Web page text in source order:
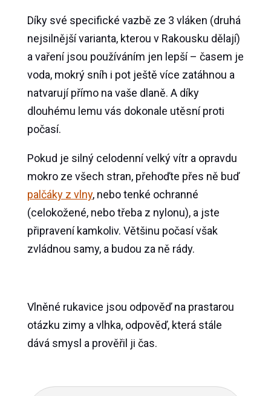
Díky své specifické vazbě ze 3 vláken (druhá
nejsilnější varianta, kterou v Rakousku dělají)
a vaření jsou používáním jen lepší – časem je
voda, mokrý sníh i pot ještě více zatáhnou a
natvarují přímo na vaše dlaně. A díky
dlouhému lemu vás dokonale utěsní proti
počasí.
Pokud je silný celodenní velký vítr a opravdu
mokro ze všech stran, přehoďte přes ně buď
palčáky z vlny, nebo tenké ochranné
(celokožené, nebo třeba z nylonu), a jste
připravení kamkoliv. Většinu počasí však
zvládnou samy, a budou za ně rády.
Vlněné rukavice jsou odpověď na prastarou
otázku zimy a vlhka, odpověď, která stále
dává smysl a prověřil ji čas.